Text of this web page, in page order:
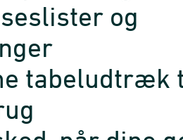
og
tabeludtræk